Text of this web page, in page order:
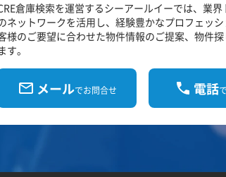
倉庫検索を運営するシーアールイーでは、業界
ネットワークを活用し、経験豊かなプロフェッ
様のご要望に合わせた物件情報のご提案、物件
す。
メールでお問合せ 電話